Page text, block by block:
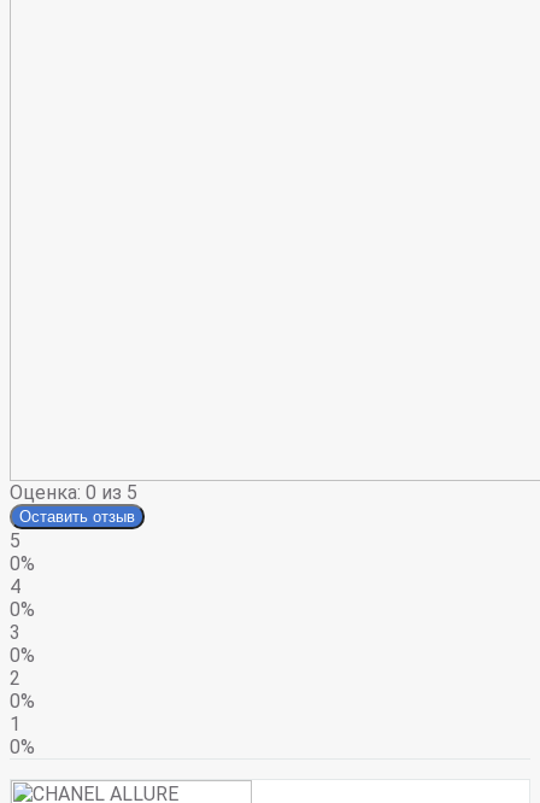
Оценка: 0 из 5
Оставить отзыв
5
0%
4
0%
3
0%
2
0%
1
0%